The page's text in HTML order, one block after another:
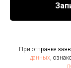
При отправке
данных ,